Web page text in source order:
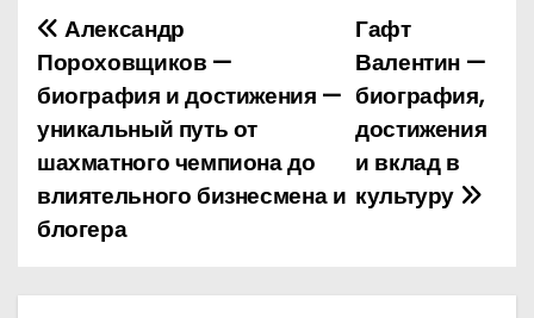
Н
а
в
и
г
а
Гафт
Валентин —
биография,
достижения
и вклад в
культуру
Александр
Пороховщиков —
биография и достижения —
уникальный путь от
шахматного чемпиона до
влиятельного бизнесмена и
блогера